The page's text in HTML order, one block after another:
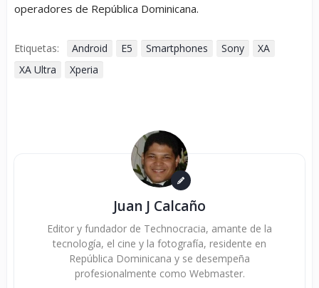
operadores de República Dominicana.
Etiquetas: Android E5 Smartphones Sony
XA
XA Ultra
Xperia
Juan J Calcaño
Editor y fundador de Technocracia, amante de la
tecnología, el cine y la fotografía, residente en
República Dominicana y se desempeña
profesionalmente como Webmaster.